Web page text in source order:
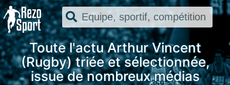
Toute l'actu Arthur Vincent
(Rugby) triée et sélectionnée,
issue de nombreux médias